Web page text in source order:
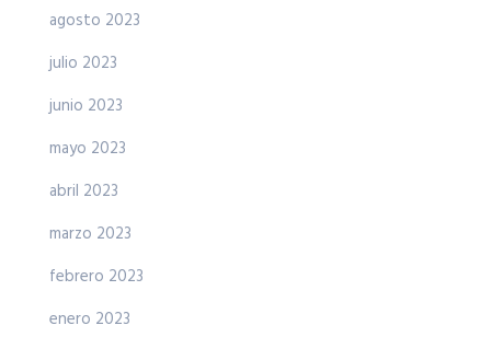
agosto 2023
julio 2023
junio 2023
mayo 2023
abril 2023
marzo 2023
febrero 2023
enero 2023